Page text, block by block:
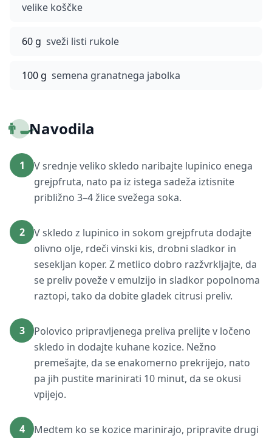
velike koščke
60 g sveži listi rukole
100 g semena granatnega jabolka
👨‍🍳Navodila
1
V srednje veliko skledo naribajte lupinico enega
grejpfruta, nato pa iz istega sadeža iztisnite
približno 3–4 žlice svežega soka.
2
V skledo z lupinico in sokom grejpfruta dodajte
olivno olje, rdeči vinski kis, drobni sladkor in
sesekljan koper. Z metlico dobro razžvrkljajte, da
se preliv poveže v emulzijo in sladkor popolnoma
raztopi, tako da dobite gladek citrusi preliv.
3
Polovico pripravljenega preliva prelijte v ločeno
skledo in dodajte kuhane kozice. Nežno
premešajte, da se enakomerno prekrijejo, nato
pa jih pustite marinirati 10 minut, da se okusi
vpijejo.
4
Medtem ko se kozice marinirajo, pripravite drugi